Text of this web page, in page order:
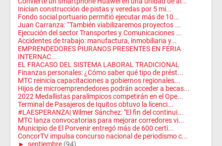
Inician construcción de pistas y veredas por 5 mi...
Fondo social portuario permitió ejecutar más de 10...
Juan Carranza: “También viabilizaremos proyectos ...
Ejecución del sector Transportes y Comunicaciones ...
Accidentes de trabajo: manufactura, inmobiliaria y...
EMPRENDEDORES PIURANOS PRESENTES EN FERIA
INTERNAC...
EL FRACASO DEL SISTEMA LABORAL TRADICIONAL
Finanzas personales: ¿Cómo saber qué tipo de prést...
MTC reinicia capacitaciones a gobiernos regionales...
Hijos de microemprendedores podrán acceder a becas...
2022 Medallistas paralímpicos competirán en el Ope...
Terminal de Pasajeros de Iquitos obtuvo la licenci...
#LAESPERANZA| Wilmer Sánchez: "El fin del continui...
MTC lanza convocatorias para mejorar corredores vi...
Municipio de El Porvenir entregó más de 600 certi...
ConcorTV impulsa concurso nacional de periodismo c...
► septiembre (94)